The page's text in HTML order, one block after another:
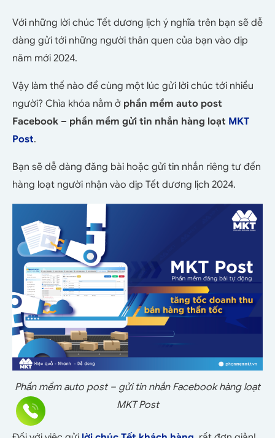
Với những lời chúc Tết dương lịch ý nghĩa trên bạn sẽ dễ
dàng gửi tới những người thân quen của bạn vào dịp
năm mới 2024.
Vậy làm thế nào để cùng một lúc gửi lời chúc tới nhiều
người? Chìa khóa nằm ở phần mềm auto post
Facebook – phần mềm gửi tin nhắn hàng loạt MKT
Post.
Bạn sẽ dễ dàng đăng bài hoặc gửi tin nhắn riêng tư đến
hàng loạt người nhận vào dịp Tết dương lịch 2024.
Phần mềm auto post – gửi tin nhắn Facebook hàng loạt
MKT Post